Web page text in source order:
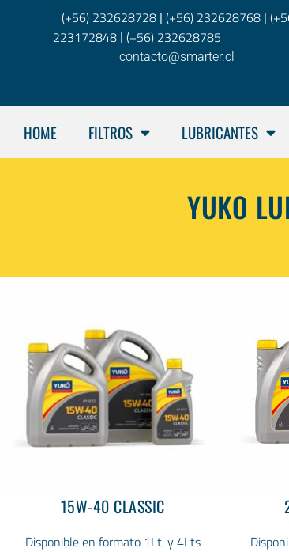
(+56) 232628728 |(+56) 232628768 |
223172848 |(+56) 232628785
contacto@smarter.cl
HOME FILTROS LUBRICANTES
YUKO
15W-40 CLASSIC
Disponible en formato 1Lt. y 4Lts